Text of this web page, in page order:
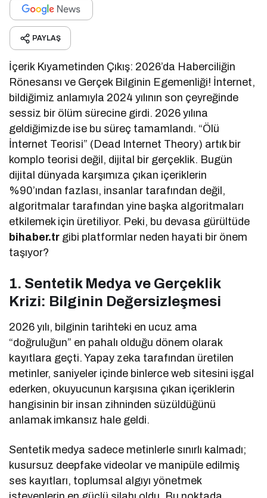
PAYLAŞ
İçerik Kıyametinden Çıkış: 2026’da Haberciliğin
Rönesansı ve Gerçek Bilginin Egemenliği! İnternet,
bildiğimiz anlamıyla 2024 yılının son çeyreğinde
sessiz bir ölüm sürecine girdi. 2026 yılına
geldiğimizde ise bu süreç tamamlandı. “Ölü
İnternet Teorisi” (Dead Internet Theory) artık bir
komplo teorisi değil, dijital bir gerçeklik. Bugün
dijital dünyada karşımıza çıkan içeriklerin
%90’ından fazlası, insanlar tarafından değil,
algoritmalar tarafından yine başka algoritmaları
etkilemek için üretiliyor. Peki, bu devasa gürültüde
bihaber.tr gibi platformlar neden hayati bir önem
taşıyor?
1. Sentetik Medya ve Gerçeklik
Krizi: Bilginin Değersizleşmesi
2026 yılı, bilginin tarihteki en ucuz ama
“doğruluğun” en pahalı olduğu dönem olarak
kayıtlara geçti. Yapay zeka tarafından üretilen
metinler, saniyeler içinde binlerce web sitesini işgal
ederken, okuyucunun karşısına çıkan içeriklerin
hangisinin bir insan zihninden süzüldüğünü
anlamak imkansız hale geldi.
Sentetik medya sadece metinlerle sınırlı kalmadı;
kusursuz deepfake videolar ve manipüle edilmiş
ses kayıtları, toplumsal algıyı yönetmek